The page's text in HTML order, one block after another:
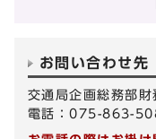
お問い合わせ先
交通局企画総務部
電話：075-863-